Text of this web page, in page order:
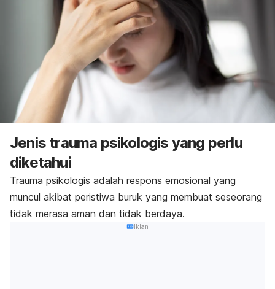
Jenis trauma psikologis yang perlu
diketahui
Trauma psikologis adalah respons emosional yang
muncul akibat peristiwa buruk yang membuat seseorang
tidak merasa aman dan tidak berdaya.
Iklan